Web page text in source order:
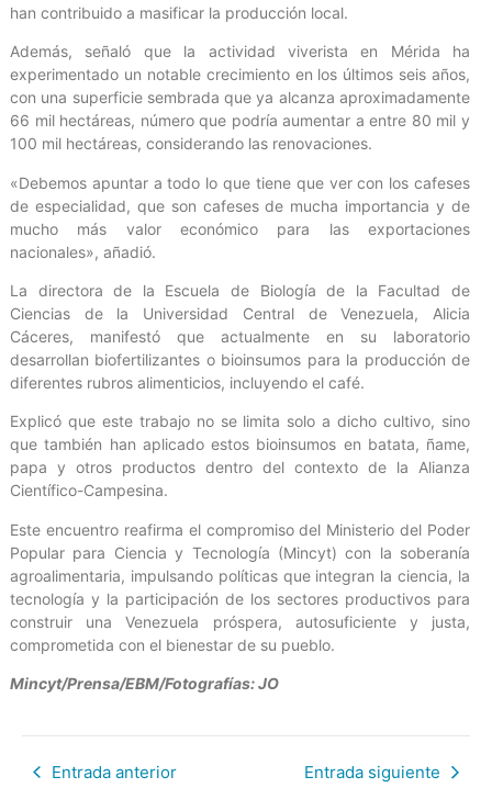
han contribuido a masificar la producción local.
Además, señaló que la actividad viverista en Mérida ha
experimentado un notable crecimiento en los últimos seis años,
con una superficie sembrada que ya alcanza aproximadamente
66 mil hectáreas, número que podría aumentar a entre 80 mil y
100 mil hectáreas, considerando las renovaciones.
«Debemos apuntar a todo lo que tiene que ver con los cafeses
de especialidad, que son cafeses de mucha importancia y de
mucho más valor económico para las exportaciones
nacionales», añadió.
La directora de la Escuela de Biología de la Facultad de
Ciencias de la Universidad Central de Venezuela, Alicia
Cáceres, manifestó que actualmente en su laboratorio
desarrollan biofertilizantes o bioinsumos para la producción de
diferentes rubros alimenticios, incluyendo el café.
Explicó que este trabajo no se limita solo a dicho cultivo, sino
que también han aplicado estos bioinsumos en batata, ñame,
papa y otros productos dentro del contexto de la Alianza
Científico-Campesina.
Este encuentro reafirma el compromiso del Ministerio del Poder
Popular para Ciencia y Tecnología (Mincyt) con la soberanía
agroalimentaria, impulsando políticas que integran la ciencia, la
tecnología y la participación de los sectores productivos para
construir una Venezuela próspera, autosuficiente y justa,
comprometida con el bienestar de su pueblo.
Mincyt/Prensa/EBM/Fotografías: JO
Entrada anterior Entrada siguiente